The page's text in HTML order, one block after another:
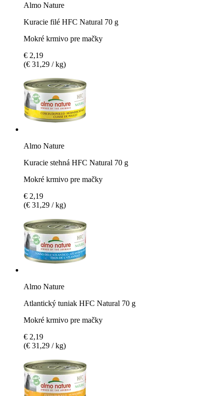
Almo Nature
Kuracie filé HFC Natural 70 g
Mokré krmivo pre mačky
€ 2,19
(€ 31,29 / kg)
Almo Nature
Kuracie stehná HFC Natural 70 g
Mokré krmivo pre mačky
€ 2,19
(€ 31,29 / kg)
Almo Nature
Atlantický tuniak HFC Natural 70 g
Mokré krmivo pre mačky
€ 2,19
(€ 31,29 / kg)